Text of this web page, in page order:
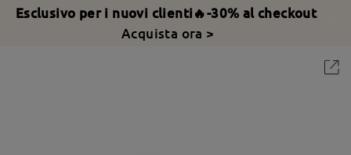
Esclusivo per i nuovi clienti🔥-30% al checkout
Acquista ora >